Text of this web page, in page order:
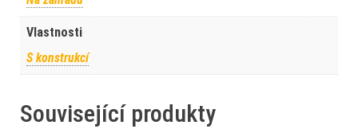
Vlastnosti
S konstrukcí
Související produkty